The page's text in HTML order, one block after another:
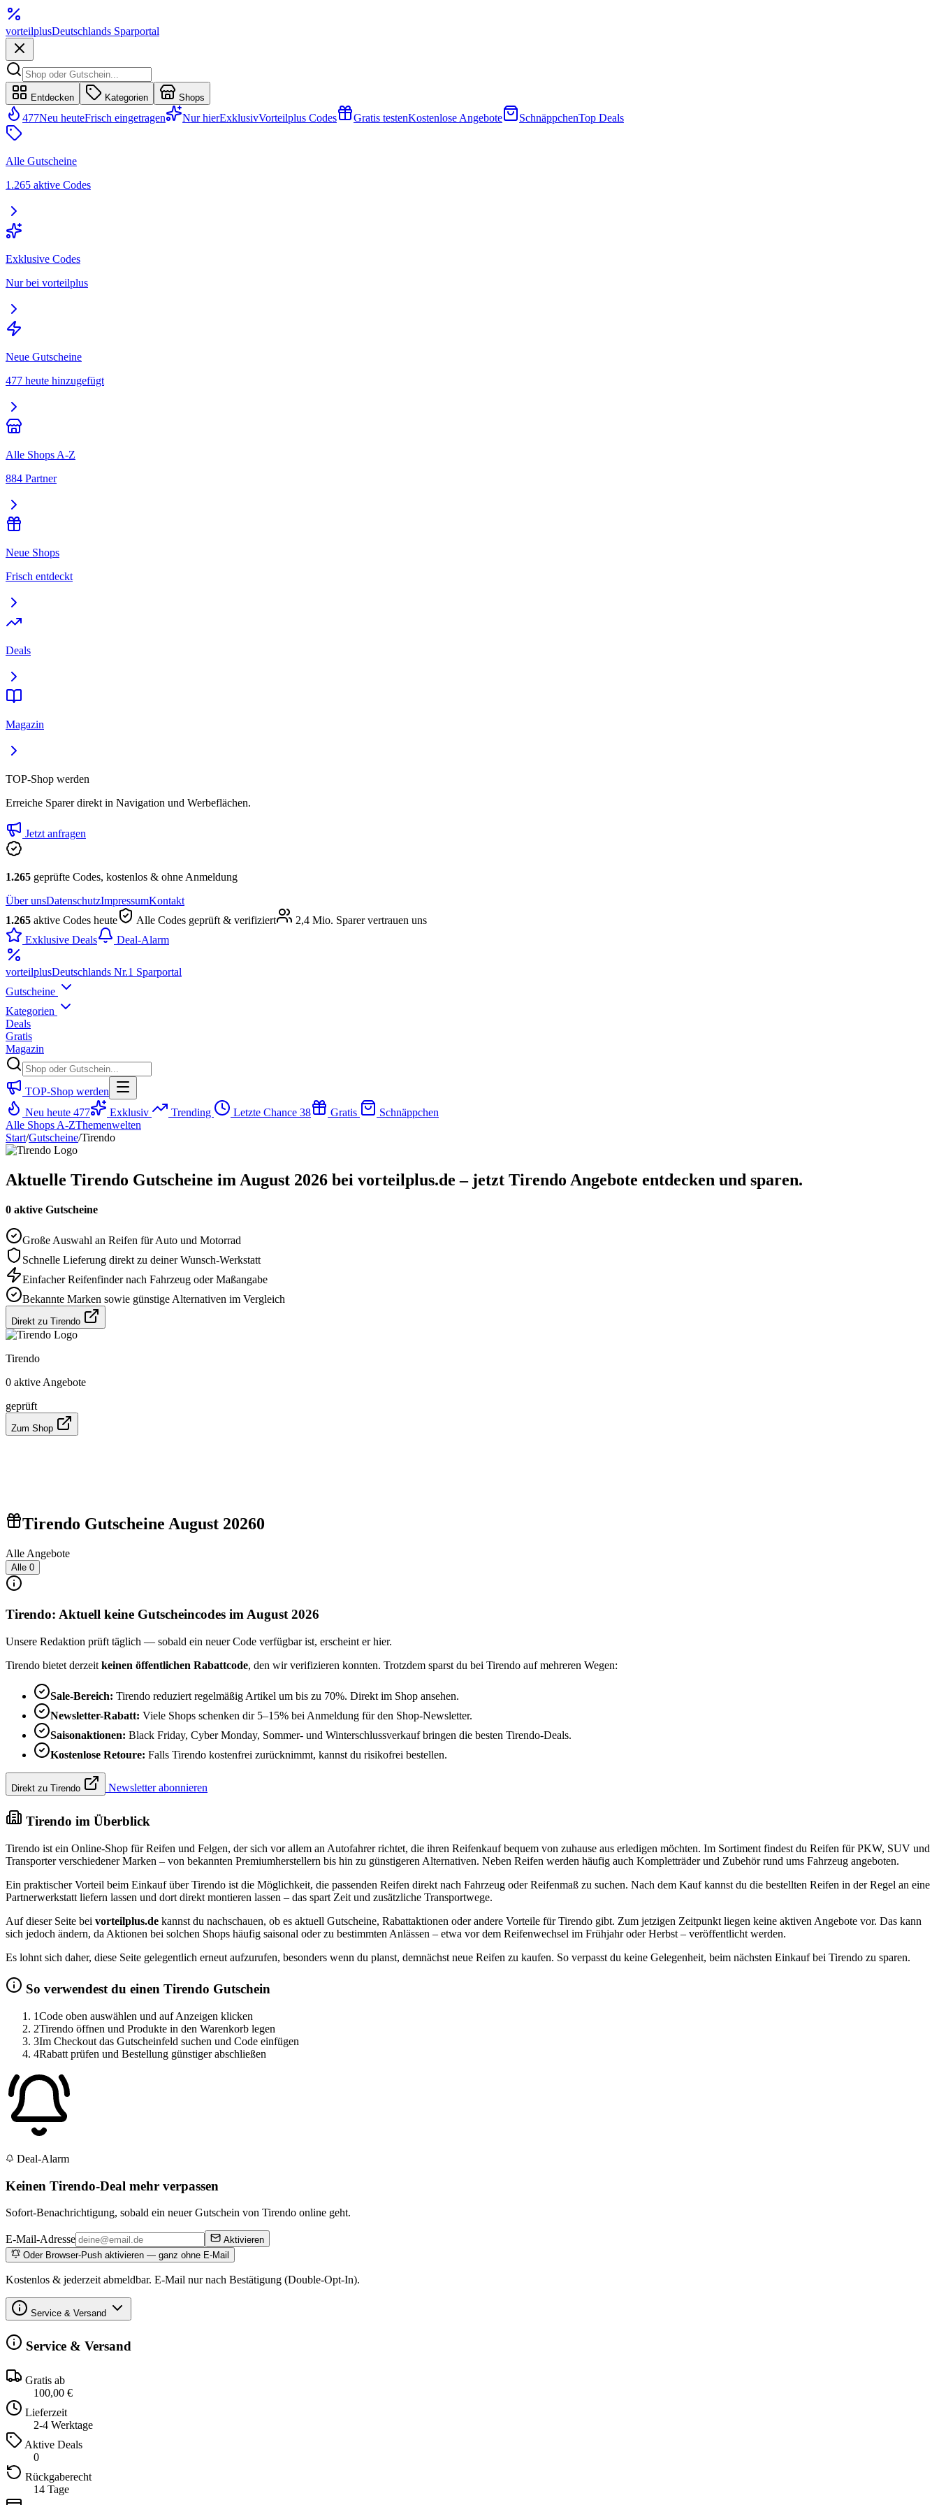
vorteilplusDeutschlands Sparportal
Entdecken Kategorien Shops
477Neu heuteFrisch eingetragen Nur hierExklusivVorteilplus Codes Gratis testenKostenlose Angebote SchnäppchenTop Deals
Alle Gutscheine
1.265 aktive Codes
Exklusive Codes
Nur bei vorteilplus
Neue Gutscheine
477 heute hinzugefügt
Alle Shops A-Z
884 Partner
Neue Shops
Frisch entdeckt
Deals
Magazin
TOP-Shop werden
Erreiche Sparer direkt in Navigation und Werbeflächen.
Jetzt anfragen
1.265 geprüfte Codes, kostenlos & ohne Anmeldung
Über unsDatenschutzImpressumKontakt
1.265 aktive Codes heute Alle Codes geprüft & verifiziert
2,4 Mio. Sparer vertrauen uns
Exklusive Deals
Deal-Alarm
vorteilplusDeutschlands Nr.1 Sparportal
Gutscheine
Kategorien
Deals
Gratis
Magazin
TOP-Shop werden
Neu heute 477 Exklusiv Trending Letzte Chance 38 Gratis
Schnäppchen
Alle Shops A-ZThemenwelten
Start/Gutscheine/Tirendo
Aktuelle Tirendo Gutscheine im August 2026 bei vorteilplus.de – jetzt Tirendo Angebote entdecken und sparen.
0 aktive Gutscheine
Große Auswahl an Reifen für Auto und Motorrad
Schnelle Lieferung direkt zu deiner Wunsch-Werkstatt
Einfacher Reifenfinder nach Fahrzeug oder Maßangabe
Bekannte Marken sowie günstige Alternativen im Vergleich
Direkt zu Tirendo
Tirendo
0 aktive Angebote
geprüft
Zum Shop
Tirendo Gutscheine August 20260
Alle Angebote
Alle 0
Tirendo: Aktuell keine Gutscheincodes im August 2026
Unsere Redaktion prüft täglich — sobald ein neuer Code verfügbar ist, erscheint er hier.
Tirendo bietet derzeit keinen öffentlichen Rabattcode, den wir verifizieren konnten. Trotzdem sparst du bei Tirendo auf mehreren Wegen:
Sale-Bereich: Tirendo reduziert regelmäßig Artikel um bis zu 70%. Direkt im Shop ansehen.
Newsletter-Rabatt: Viele Shops schenken dir 5–15% bei Anmeldung für den Shop-Newsletter.
Saisonaktionen: Black Friday, Cyber Monday, Sommer- und Winterschlussverkauf bringen die besten Tirendo-Deals.
Kostenlose Retoure: Falls Tirendo kostenfrei zurücknimmt, kannst du risikofrei bestellen.
Direkt zu Tirendo Newsletter abonnieren
Tirendo im Überblick
Tirendo ist ein Online-Shop für Reifen und Felgen, der sich vor allem an Autofahrer richtet, die ihren Reifenkauf bequem von zuhause aus erledigen möchten. Im Sortiment findest du Reifen für PKW, SUV und
Transporter verschiedener Marken – von bekannten Premiumherstellern bis hin zu günstigeren Alternativen. Neben Reifen werden häufig auch Kompletträder und Zubehör rund ums Fahrzeug angeboten.
Ein praktischer Vorteil beim Einkauf über Tirendo ist die Möglichkeit, die passenden Reifen direkt nach Fahrzeug oder Reifenmaß zu suchen. Nach dem Kauf kannst du die bestellten Reifen in der Regel an eine
Partnerwerkstatt liefern lassen und dort direkt montieren lassen – das spart Zeit und zusätzliche Transportwege.
Auf dieser Seite bei vorteilplus.de kannst du nachschauen, ob es aktuell Gutscheine, Rabattaktionen oder andere Vorteile für Tirendo gibt. Zum jetzigen Zeitpunkt liegen keine aktiven Angebote vor. Das kann
sich jedoch ändern, da Aktionen bei solchen Shops häufig saisonal oder zu bestimmten Anlässen – etwa vor dem Reifenwechsel im Frühjahr oder Herbst – veröffentlicht werden.
Es lohnt sich daher, diese Seite gelegentlich erneut aufzurufen, besonders wenn du planst, demnächst neue Reifen zu kaufen. So verpasst du keine Gelegenheit, beim nächsten Einkauf bei Tirendo zu sparen.
So verwendest du einen Tirendo Gutschein
1Code oben auswählen und auf Anzeigen klicken
2Tirendo öffnen und Produkte in den Warenkorb legen
3Im Checkout das Gutscheinfeld suchen und Code einfügen
4Rabatt prüfen und Bestellung günstiger abschließen
Deal-Alarm
Keinen Tirendo-Deal mehr verpassen
Sofort-Benachrichtigung, sobald ein neuer Gutschein von Tirendo online geht.
E-Mail-Adresse
Aktivieren
Oder Browser-Push aktivieren — ganz ohne E-Mail
Kostenlos & jederzeit abmeldbar. E-Mail nur nach Bestätigung (Double-Opt-In).
Service & Versand
Service & Versand
Gratis ab
100,00 €
Lieferzeit
2-4 Werktage
Aktive Deals
0
Rückgaberecht
14 Tage